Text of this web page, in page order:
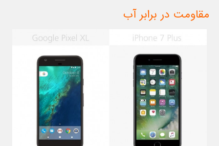
مقاومت در برابر آب